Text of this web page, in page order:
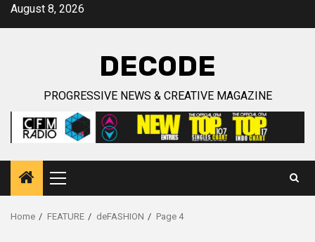
SkipAugust 8, 2026
DECODE
PROGRESSIVE NEWS & CREATIVE MAGAZINE
Primary
Menu
Home FEATURE deFASHION Page 4